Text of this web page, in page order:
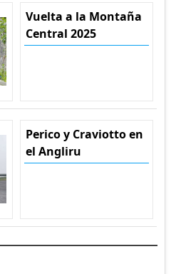
Vuelta a la Montaña
Central 2025
Perico y Craviotto en
el Angliru